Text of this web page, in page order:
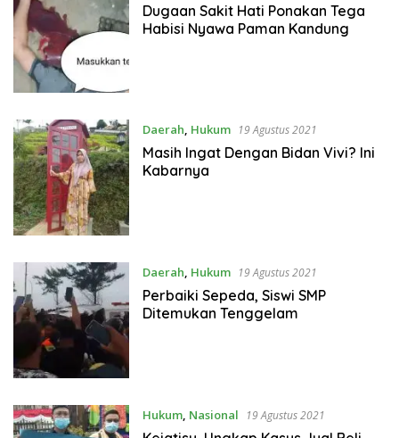
Dugaan Sakit Hati Ponakan Tega
Habisi Nyawa Paman Kandung
Daerah, Hukum 19 Agustus 2021
Masih Ingat Dengan Bidan Vivi? Ini
Kabarnya
Daerah, Hukum 19 Agustus 2021
Perbaiki Sepeda, Siswi SMP
Ditemukan Tenggelam
Hukum, Nasional 19 Agustus 2021